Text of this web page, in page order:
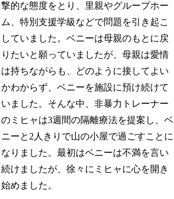
撃的な態度をとり、里親やグループホー
ム、特別支援学級などで問題を引き起こ
していました。ベニーは母親のもとに戻
りたいと願っていましたが、母親は愛情
は持ちながらも、どのように接してよい
かわからず、ベニーを施設に預け続けて
いました。そんな中、非暴力トレーナー
のミヒャは3週間の隔離療法を提案し、ベ
ニーと2人きりで山の小屋で過ごすことに
なりました。最初はベニーは不満を言い
続けましたが、徐々にミヒャに心を開き
始めました。